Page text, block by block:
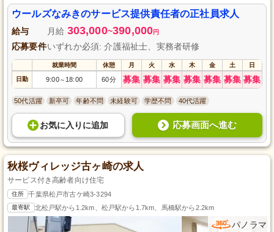
ウールズなみきのサービス提供責任者の正社員求人
給与 月給 303,000~390,000円
応募要件いずれか必須: 介護福祉士、実務者研修
就業時間 休憩 月 火 水 木 金 土 日
日勤 9:00～ 18:00 60分 募集 募集 募集 募集 募集 募集 募集
50代活躍 新卒可 年齢不問 未経験可 学歴不問 40代活躍
お気に入り に追加 応募画面へ進む
秋桜ヴィレッジ古ヶ崎の求人
サービス付き高齢者向け住宅
住所 千葉県松戸市古ケ崎3-3294
最寄駅 北松戸駅から1.2km、松戸駅から1.7km、馬橋駅から2.2km
パノラマ